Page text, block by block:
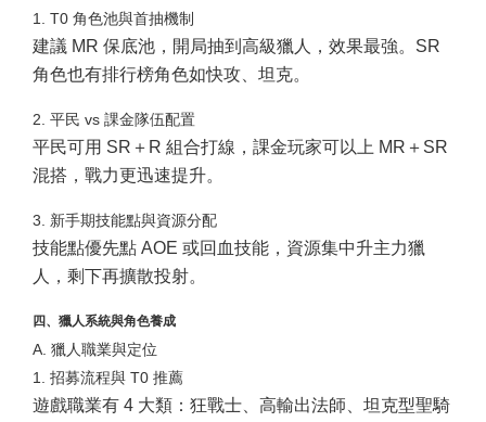
1. T0 角色池與首抽機制
建議 MR 保底池，開局抽到高級獵人，效果最強。SR
角色也有排行榜角色如快攻、坦克。
2. 平民 vs 課金隊伍配置
平民可用 SR＋R 組合打線，課金玩家可以上 MR＋SR
混搭，戰力更迅速提升。
3. 新手期技能點與資源分配
技能點優先點 AOE 或回血技能，資源集中升主力獵
人，剩下再擴散投射。
四、獵人系統與角色養成
A. 獵人職業與定位
1. 招募流程與 T0 推薦
遊戲職業有 4 大類：狂戰士、高輸出法師、坦克型聖騎